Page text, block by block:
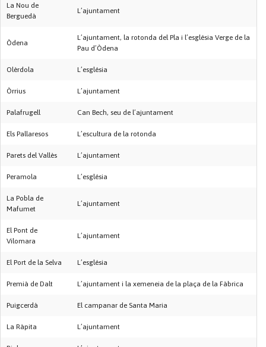
La Nou de
Berguedà
L’ajuntament
Òdena
L’ajuntament, la rotonda del Pla i l’església Verge de la
Pau d’Òdena
Olèrdola L’església
Òrrius L’ajuntament
Palafrugell Can Bech, seu de l’ajuntament
Els Pallaresos L’escultura de la rotonda
Parets del Vallès L’ajuntament
Peramola L’església
La Pobla de
Mafumet
L’ajuntament
El Pont de
Vilomara
L’ajuntament
El Port de la Selva L’església
Premià de Dalt L’ajuntament i la xemeneia de la plaça de la Fàbrica
Puigcerdà El campanar de Santa Maria
La Ràpita L’ajuntament